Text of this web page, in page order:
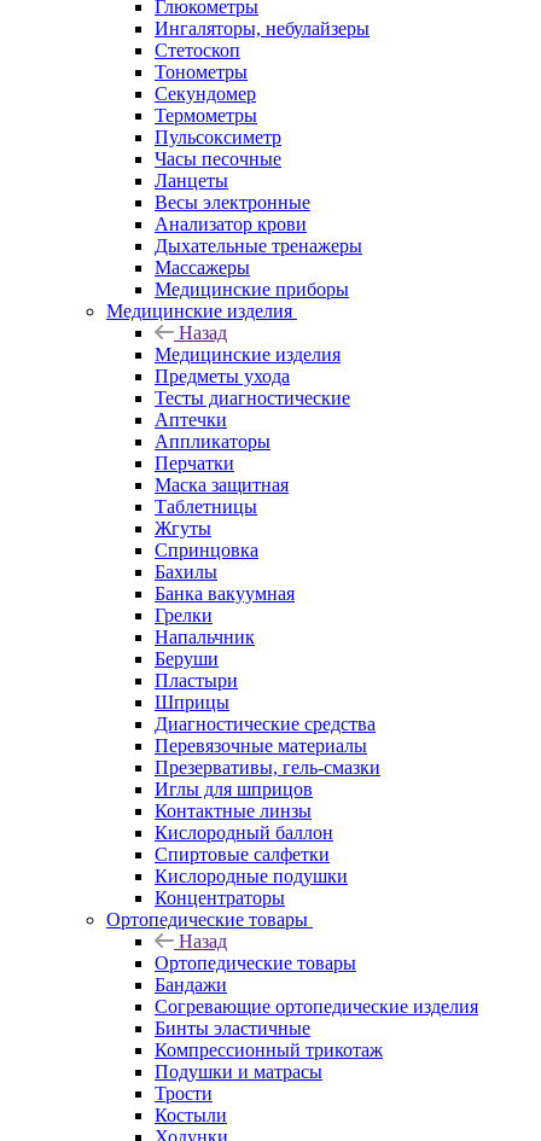
Глюкометры
Ингаляторы, небулайзеры
Стетоскоп
Тонометры
Секундомер
Термометры
Пульсоксиметр
Часы песочные
Ланцеты
Весы электронные
Анализатор крови
Дыхательные тренажеры
Массажеры
Медицинские приборы
Медицинские изделия
Назад
Медицинские изделия
Предметы ухода
Тесты диагностические
Аптечки
Аппликаторы
Перчатки
Маска защитная
Таблетницы
Жгуты
Спринцовка
Бахилы
Банка вакуумная
Грелки
Напальчник
Беруши
Пластыри
Шприцы
Диагностические средства
Перевязочные материалы
Презервативы, гель-смазки
Иглы для шприцов
Контактные линзы
Кислородный баллон
Спиртовые салфетки
Кислородные подушки
Концентраторы
Ортопедические товары
Назад
Ортопедические товары
Бандажи
Согревающие ортопедические изделия
Бинты эластичные
Компрессионный трикотаж
Подушки и матрасы
Трости
Костыли
Ходунки